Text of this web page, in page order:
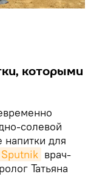
которыми
солевой
напитки для
врач-
Татьяна